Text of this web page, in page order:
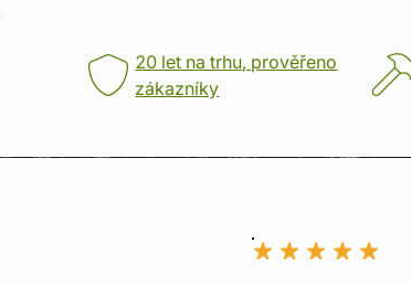
20 let na trhu, prověřeno
zákazníky